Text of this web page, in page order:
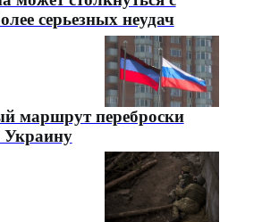
серьезных неудач
маршрут переброски
Украину